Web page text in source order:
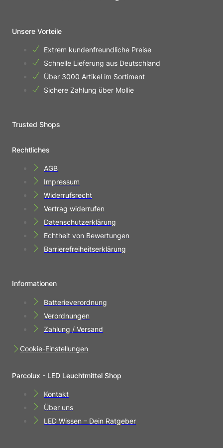
Unsere Vorteile
Extrem kundenfreundliche Preise
Schnelle Lieferung aus Deutschland
Über 3000 Artikel im Sortiment
Sichere Zahlung über Mollie
Trusted Shops
Rechtliches
AGB
Impressum
Widerrufsrecht
Vertrag widerrufen
Datenschutzerklärung
Echtheit von Bewertungen
Barrierefreiheitserklärung
Informationen
Batterieverordnung
Verordnungen
Zahlung / Versand
Cookie-Einstellungen
Parcolux - LED Leuchtmittel Shop
Kontakt
Über uns
LED Wissen – Dein Ratgeber